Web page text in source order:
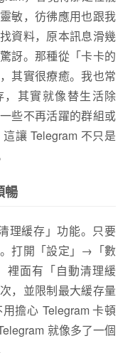
敏，彷彿應用也跟我
資料，原本訊息滑幾
訝。那種從「卡卡的
其實很療癒。我也常
，其實就像替生活除
些不再活躍的群組或
讓 Telegram 不只是
暢
理緩存」功能。只要
打開「設定」→「數
面有「自動清理緩
，並限制最大緩存量
擔心 Telegram 卡頓
就像多了一個